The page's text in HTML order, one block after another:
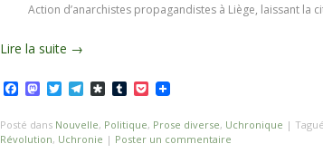
Action d’anarchistes propagandistes à Liège, laissant la
Lire la suite →
Facebook
Mastodon
TwitterTelegram
Diaspora
TumblrPocket
Posté dans Nouvelle, Politique, Prose diverse, Uchronique | Tagué
Révolution, Uchronie | Poster un commentaire